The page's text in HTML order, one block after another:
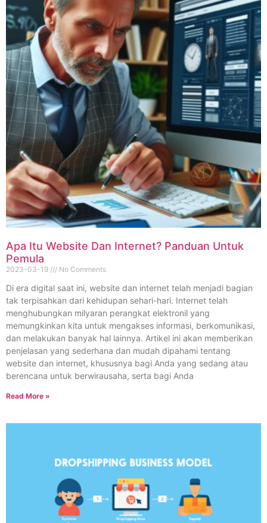
Apa Itu Website Dan Internet? Panduan Untuk
Pemula
2023-03-19 No Comments
Di era digital saat ini, website dan internet telah menjadi bagian
tak terpisahkan dari kehidupan sehari-hari. Internet telah
menghubungkan milyaran perangkat elektronil yang
memungkinkan kita untuk mengakses informasi, berkomunikasi,
dan melakukan banyak hal lainnya. Artikel ini akan memberikan
penjelasan yang sederhana dan mudah dipahami tentang
website dan internet, khususnya bagi Anda yang sedang atau
berencana untuk berwirausaha, serta bagi Anda
Read More »